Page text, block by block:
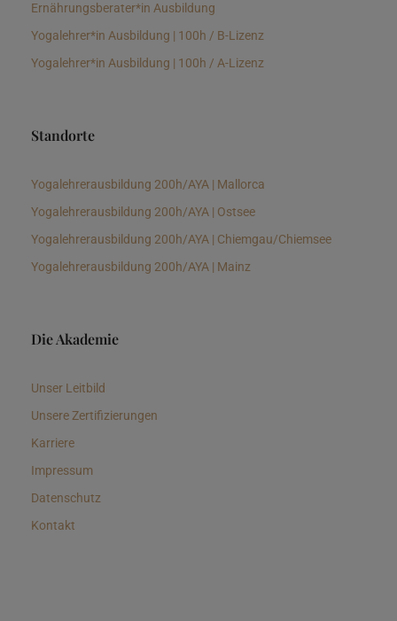
Ernährungsberater*in Ausbildung
Yogalehrer*in Ausbildung | 100h / B-Lizenz
Yogalehrer*in Ausbildung | 100h / A-Lizenz
Standorte
Yogalehrerausbildung 200h/AYA | Mallorca
Yogalehrerausbildung 200h/AYA | Ostsee
Yogalehrerausbildung 200h/AYA | Chiemgau/Chiemsee
Yogalehrerausbildung 200h/AYA | Mainz
Die Akademie
Unser Leitbild
Unsere Zertifizierungen
Karriere
Impressum
Datenschutz
Kontakt